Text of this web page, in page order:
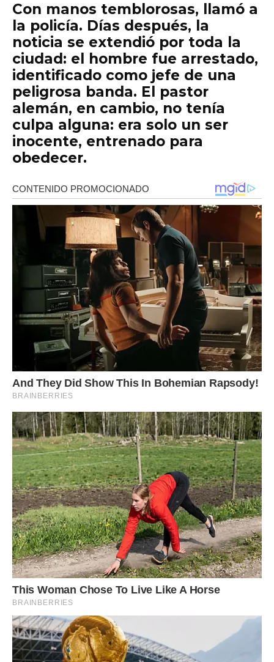
Con manos temblorosas, llamó a
la policía. Días después, la
noticia se extendió por toda la
ciudad: el hombre fue arrestado,
identificado como jefe de una
peligrosa banda. El pastor
alemán, en cambio, no tenía
culpa alguna: era solo un ser
inocente, entrenado para
obedecer.